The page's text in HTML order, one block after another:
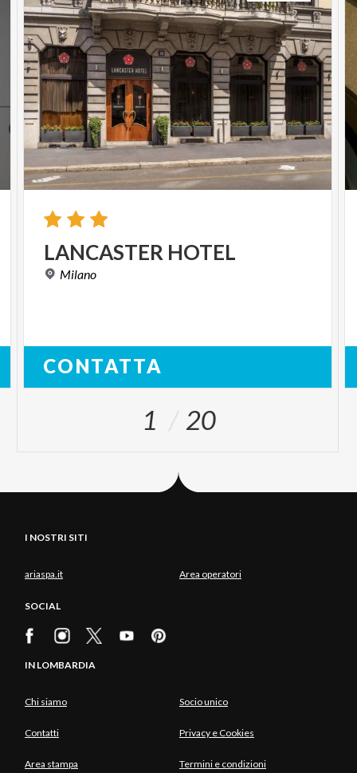
LANCASTER HOTEL
Milano
CONTATTA
1 20
I NOSTRI SITI
ariaspa.it Area operatori
SOCIAL
IN LOMBARDIA
Chi siamo Socio unico
Contatti Privacy e Cookies
Area stampa Termini e condizioni